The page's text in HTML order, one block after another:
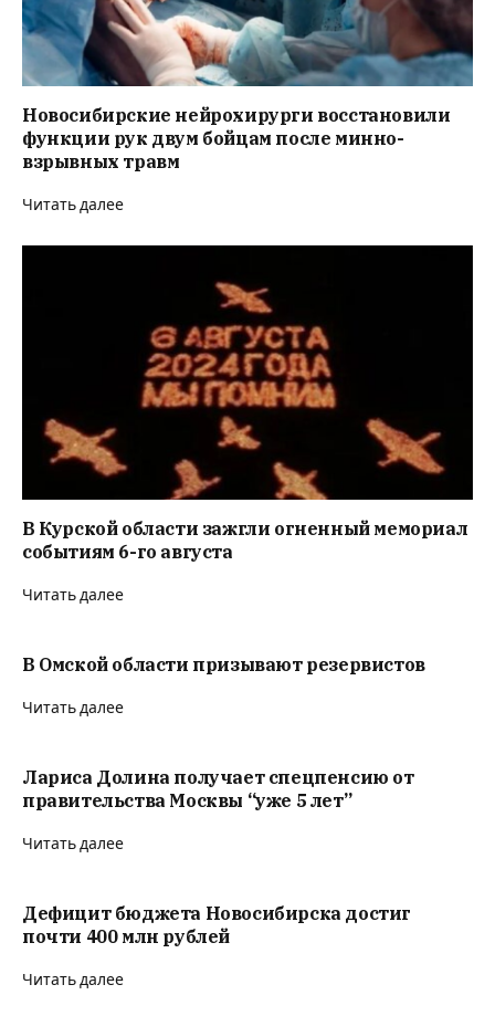
Новосибирские нейрохирурги восстановили
функции рук двум бойцам после минно-
взрывных травм
Читать далее
В Курской области зажгли огненный мемориал
событиям 6-го августа
Читать далее
В Омской области призывают резервистов
Читать далее
Лариса Долина получает спецпенсию от
правительства Москвы “уже 5 лет”
Читать далее
Дефицит бюджета Новосибирска достиг
почти 400 млн рублей
Читать далее